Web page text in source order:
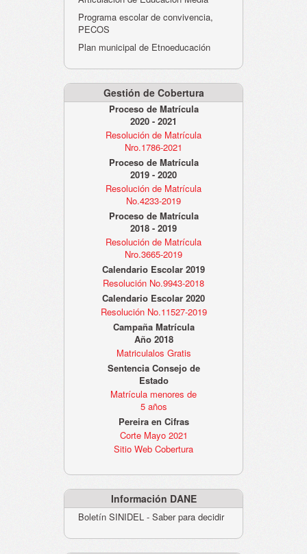
Programa escolar de convivencia,
PECOS
Plan municipal de Etnoeducación
Gestión de Cobertura
Proceso de Matrícula
2020 - 2021
Resolución de Matrícula
Nro.1786-2021
Proceso de Matrícula
2019 - 2020
Resolución de Matrícula
No.4233-2019
Proceso de Matrícula
2018 - 2019
Resolución de Matrícula
Nro.3665-2019
Calendario Escolar 2019
Resolución No.9943-2018
Calendario Escolar 2020
Resolución No.11527-2019
Campaña Matrícula
Año 2018
Matriculalos Gratis
Sentencia Consejo de
Estado
Matrícula menores de
5 años
Pereira en Cifras
Corte Mayo 2021
Sitio Web Cobertura
Información DANE
Boletín SINIDEL - Saber para decidir